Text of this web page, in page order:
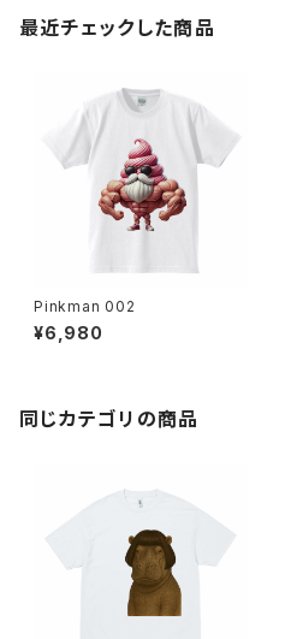
最近チェックした商品
Pinkman 002
¥6,980
同じカテゴリの商品